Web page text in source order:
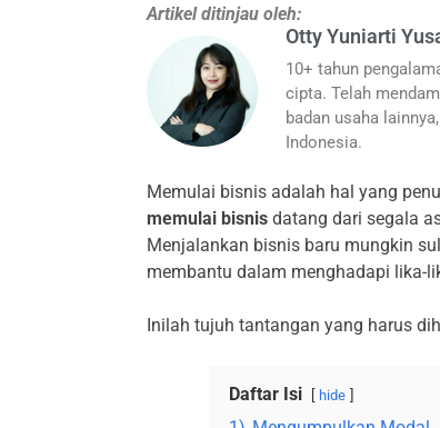
Artikel ditinjau oleh:
Otty Yuniarti
10+ tahun
cipta. Telah
badan usaha
Indonesia.
Memulai bisnis adalah hal yang
memulai bisnis datang dari segala
Menjalankan bisnis baru mungkin
membantu dalam menghadapi lika-
Inilah tujuh tantangan yang harus
Daftar Isi hide